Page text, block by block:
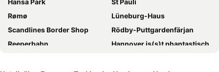
Innside by Meliá Hamburg Hafen
Premier Inn Hamburg City Millerntor
Prize by Radisson, Hamburg-St. Pauli
Courtyard by Marriott Hamburg City
Hamburg Marriott Hotel
Hotel Continental Hamburg
Hampton by Hilton Hamburg City Centre
Barceló Hamburg
Hansa Park
St Pauli
Rømø
Lüneburg-Haus
Scandlines Border Shop
Rödby-Puttgardenfärjan
Reeperbahn
Hannover is(s)t phantastisch